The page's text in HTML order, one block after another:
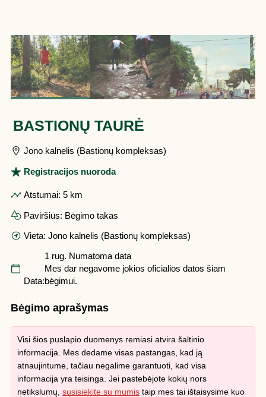
BASTIONŲ TAURĖ
Jono kalnelis (Bastionų kompleksas)
Registracijos nuoroda
Atstumai: 5 km
Paviršius: Bėgimo takas
Vieta: Jono kalnelis (Bastionų kompleksas)
Data:
1 rug. Numatoma data
Mes dar negavome jokios oficialios datos šiam
bėgimui.
Bėgimo aprašymas
Visi šios puslapio duomenys remiasi atvira šaltinio
informacija. Mes dedame visas pastangas, kad ją
atnaujintume, tačiau negalime garantuoti, kad visa
informacija yra teisinga. Jei pastebėjote kokių nors
netikslumų, susisiekite su mumistaip mes tai ištaisysime kuo